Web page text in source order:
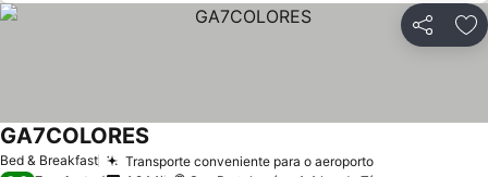
Partilhar
Bed & Breakfast Transporte conveniente para o aeroportoVer preços
GA7COLORES